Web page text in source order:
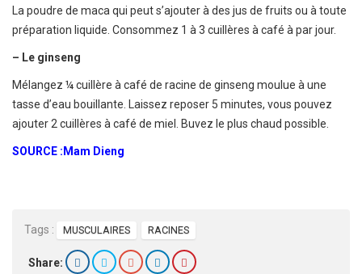
La poudre de maca qui peut s’ajouter à des jus de fruits ou à toute
préparation liquide. Consommez 1 à 3 cuillères à café à par jour.
– Le ginseng
Mélangez ¼ cuillère à café de racine de ginseng moulue à une
tasse d’eau bouillante. Laissez reposer 5 minutes, vous pouvez
ajouter 2 cuillères à café de miel. Buvez le plus chaud possible.
SOURCE :Mam Dieng
Tags : MUSCULAIRES RACINES
Share: